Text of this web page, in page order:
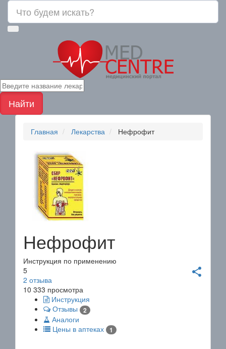
Найти
Главная Лекарства Нефрофит
Нефрофит
Инструкция по применению
share
5
2 отзыва
10 333 просмотра
Инструкция
Отзывы
2
Аналоги
Цены в аптеках
1